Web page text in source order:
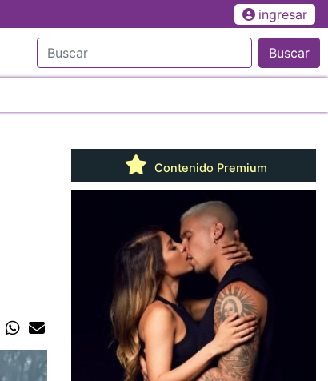
ingresar
Buscar
Contenido Premium